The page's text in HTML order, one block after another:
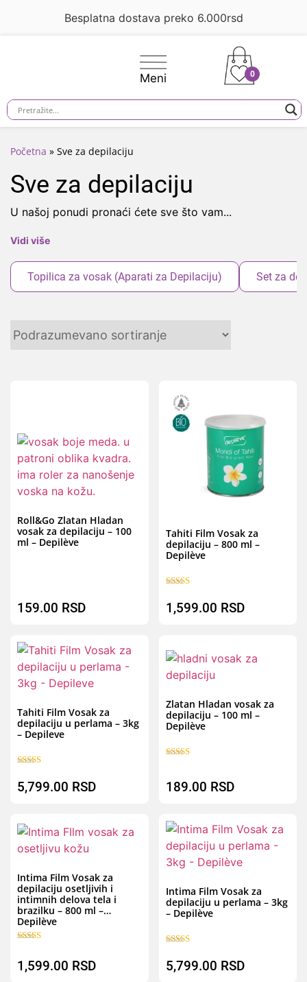
Besplatna dostava preko 6.000rsd
0
Početna » Sve za depilaciju
Sve za depilaciju
U našoj ponudi pronaći ćete sve što vam...
Vidi više
Topilica za vosak (Aparati za Depilaciju) Set za
Brz pregled
Roll&Go Zlatan Hladan
vosak za depilaciju – 100
ml – Depilève
159.00 RSD
Tahiti Film Vosak za
depilaciju – 800 ml –
Depilève
5.00
od 5
1,599.00 RSD
Brz pregled
Tahiti Film Vosak za
depilaciju u perlama – 3kg
– Depileve
5.00
od 5
5,799.00 RSD
Zlatan Hladan vosak za
depilaciju – 100 ml –
Depilève
od 5
189.00 RSD
Brz pregled
Intima Film Vosak za
depilaciju osetljivih i
intimnih delova tela i
brazilku – 800 ml –
Depilève
od 5
1,599.00 RSD
Intima Film Vosak za
depilaciju u perlama – 3kg
– Depilève
5.00
od 5
5,799.00 RSD